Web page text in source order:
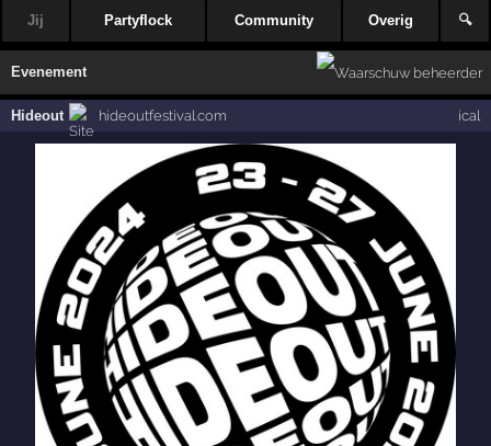
Jij Partyflock Community Overig 🔍
Evenement
Hideout hideoutfestival.com ical